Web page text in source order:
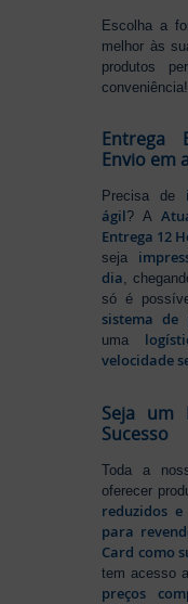
Escolha a
melhor às
produtos
conveniência!
Entrega
Envio em
Precisa de
ágil? A
Entrega 12
seja
dia,
só é
sistema de
uma
velocidade
Seja um
Sucesso
Toda a
oferecer
reduzidos
para
Card como
tem acesso a
preços